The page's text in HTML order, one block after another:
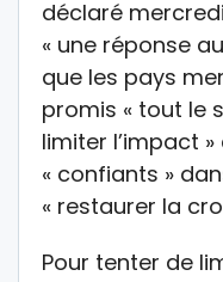
déclaré
« une réponse
que les pays
promis « tout le
limiter l’impact »
« confiants »
« restaurer la
Pour tenter de